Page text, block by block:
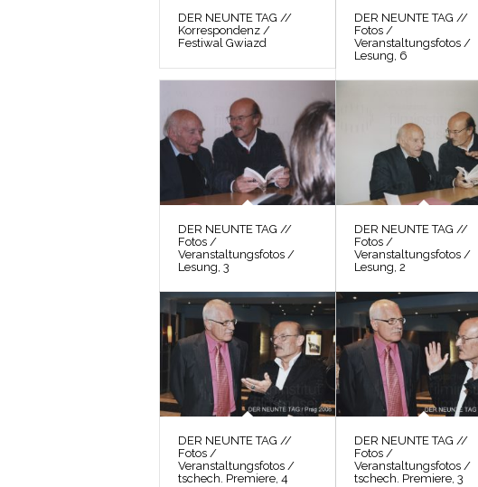
DER NEUNTE TAG //
Korrespondenz /
Festiwal Gwiazd
DER NEUNTE TAG //
Fotos /
Veranstaltungsfotos /
Lesung, 6
DER NEUNTE TAG //
Fotos /
Veranstaltungsfotos /
Lesung, 3
DER NEUNTE TAG //
Fotos /
Veranstaltungsfotos /
Lesung, 2
DER NEUNTE TAG //
Fotos /
Veranstaltungsfotos /
tschech. Premiere, 4
DER NEUNTE TAG //
Fotos /
Veranstaltungsfotos /
tschech. Premiere, 3